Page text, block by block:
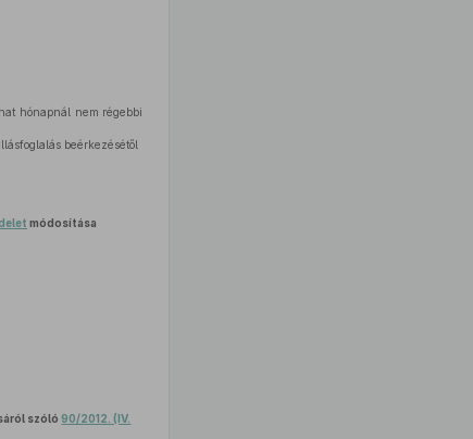
hónapnál nem régebbi
beérkezésétől
módosítása
szóló90/2012. (IV.